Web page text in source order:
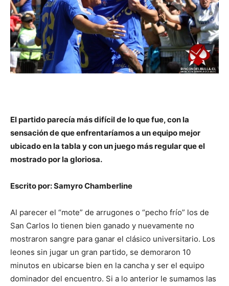
El partido parecía más difícil de lo que fue, con la
sensación de que enfrentaríamos a un equipo mejor
ubicado en la tabla y con un juego más regular que el
mostrado por la gloriosa.
Escrito por: Samyro Chamberline
Al parecer el “mote” de arrugones o “pecho frío” los de
San Carlos lo tienen bien ganado y nuevamente no
mostraron sangre para ganar el clásico universitario. Los
leones sin jugar un gran partido, se demoraron 10
minutos en ubicarse bien en la cancha y ser el equipo
dominador del encuentro. Si a lo anterior le sumamos las